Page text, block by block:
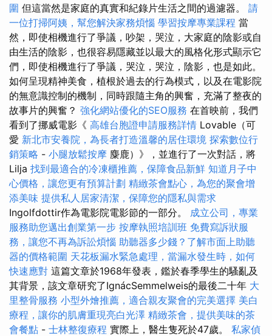
圍 但這當然是家庭的真實和紀錄片生活之間的過濾器。 請
一位打掃阿姨，幫您解決家務煩惱 學習按摩專業課程 當
然，即使相機進行了爭議，吵架，哭泣，大家庭的陰影或自
由生活的陰影，也很容易隱藏並以最大的風格化形式顯示它
們，即使相機進行了爭議，哭泣，哭泣，陰影，也是如此。
如何呈現精神美食，植根於過去的行為模式，以及在電影院
的無意識控制的機制，同時跟隨主角的興奮，充滿了整夜的
故事片的興奮？ 強化網站優化的SEO服務 在首映前，我們
看到了挪威電影《 高雄台胞證申請服務詳情 Lovable（可
愛 新北市安養院，為長者打造溫馨的居住環境 探索數位行
銷策略 - 小腿放鬆按摩 麋鹿）》，並進行了一次對話，將
Lilja 找到最適合的冷凍櫃推薦，保障食品新鮮 知道月子中
心價格，讓您更有預算計劃 精緻茶會點心，為您的聚會增
添美味 提供私人居家清潔，保障您的隱私與需求
Ingolfdottir作為電影院電影節的一部分。 成立公司，專業
服務助您邁出創業第一步 按摩執照培訓班 免費寫訴狀服
務，讓您不再為訴訟煩惱 助聽器多少錢？了解市面上助聽
器的價格範圍 天花板漏水緊急處理，當漏水發生時，如何
快速應對 這篇文章於1968年發表，鑑於春季學生的騷亂及
其背景，該文章研究了IgnácSemmelweis的最後二十年 大
里整骨服務 小型外燴推薦，適合親友聚會的完美選擇 美白
療程，讓你的肌膚重現亮白光澤 精緻茶會，提供美味的茶
會餐點 - 士林整復療程 實際上，醫生隻死於47歲。 私家偵